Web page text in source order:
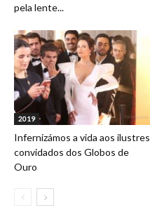
pela lente...
2019
Infernizámos a vida aos ilustres
convidados dos Globos de
Ouro